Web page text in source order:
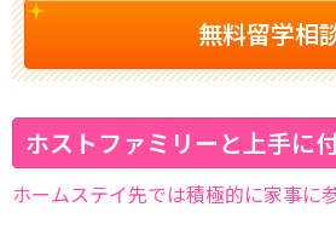
無料留学相
ホストファミリーと上手に
ホームステイ先では積極的に家事に